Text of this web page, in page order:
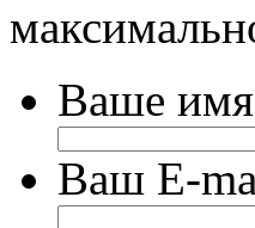
Ваше имя
Ваш E-